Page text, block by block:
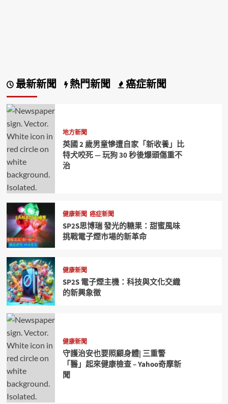
最新新聞 熱門新聞 癌症新聞
地方新聞
英國 2 歲男童慘遭自家「新收養」比
特犬咬死 — 玩狗 30 秒後爆頭傷重不
治
健康新聞 癌症新聞
SP2S思博瑞 發光的糖果：甜蜜風味
挑戰電子煙市場的新革命
健康新聞
SP2S 電子煙主機：科技與文化交織
的新興象徵
健康新聞
守護治安也要照顧身體| 三重警
「醫」起來健康檢查 – Yahoo奇摩新
聞